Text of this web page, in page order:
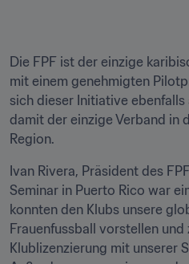
Die FPF ist der einzige
mit einem genehmigten
sich dieser Initiative
damit der einzige Verband in
Region.
Ivan Rivera, Präsident des
Seminar in Puerto Rico war
konnten den Klubs unsere
Frauenfussball vorstellen und
Klublizenzierung mit unserer